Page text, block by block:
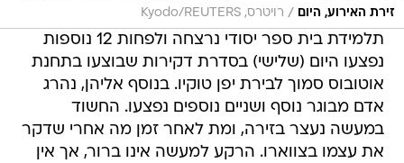
זירת האירוע, היום / רויטרס, Kyodo/REUTERS
תלמידת בית ספר יסודי נרצחה ולפחות 12 נוספות
נפצעו היום (שלישי) בסדרת דקירות שבוצעו בתחנת
אוטובוס סמוך לבירת יפן טוקיו. בנוסף אליהן, נהרג
אדם מבוגר נוסף ושניים נוספים נפצעו. החשוד
במעשה נעצר בזירה, ומת לאחר זמן מה אחרי שדקר
את עצמו בצווארו. הרקע למעשה אינו ברור, אך אין